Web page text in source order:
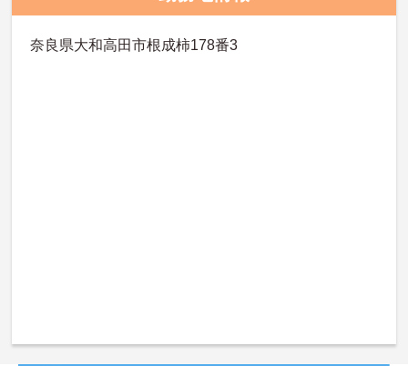
奈良県大和高田市根成柿178番3